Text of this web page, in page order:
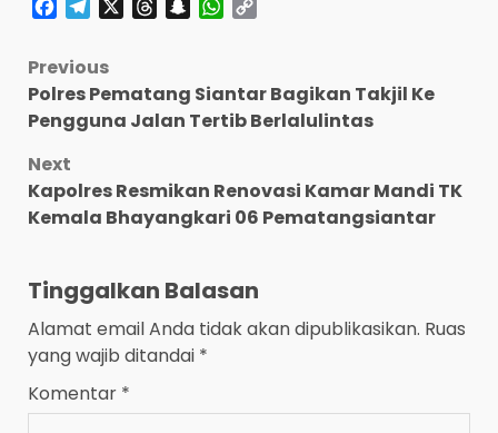
Facebook
TelegramThreadsSnapchatWhatsApp
Post
navigation
Previous
Polres Pematang Siantar Bagikan Takjil Ke
Pengguna Jalan Tertib Berlalulintas
Next
Kapolres Resmikan Renovasi Kamar Mandi TK
Kemala Bhayangkari 06 Pematangsiantar
Tinggalkan Balasan
Alamat email Anda tidak akan dipublikasikan. Ruas
yang wajib ditandai *
Komentar *